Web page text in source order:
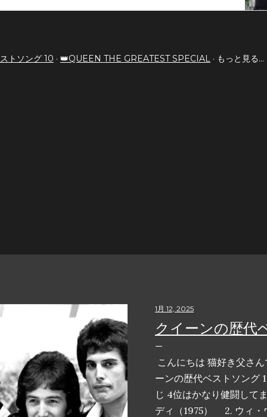
トソング 10 👑QUEEN THE GREATEST SPECIAL もっと見る…
1月 12, 2025
クイーンの歴代
こんにちは 猫好き父さ
ーンの歴代ベストソング
じ 4位はかなり健闘し
ディ（1975） 2. ウィ・